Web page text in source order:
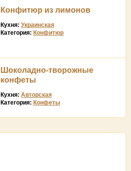
Конфитюр из лимонов
Кухня: Украинская
Категория: Конфитюр
Шоколадно-творожные
конфеты
Кухня: Авторская
Категория: Конфеты